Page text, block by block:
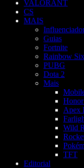
VALORANT
CS
MAIS
Guias
Fortnite
Rainbow
PUBG
Dota 2
Mais
Apex
Wild
TFT
Editorial